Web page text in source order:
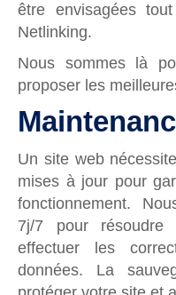
être envisagées
Netlinking.
Nous sommes là
proposer les
Un site web
mises à jour pour
fonctionnement.
7j/7 pour résoudre
effectuer les
données. La